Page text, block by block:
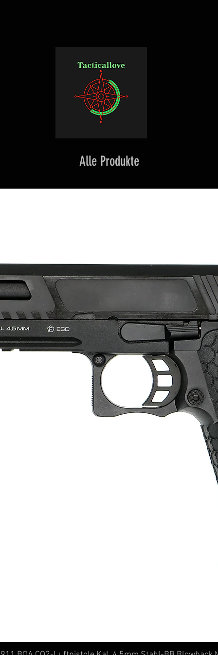
Alle Produkte